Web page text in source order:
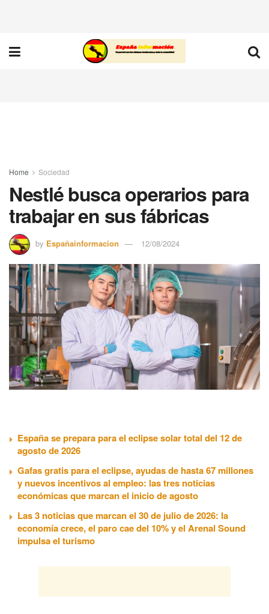
Home Sociedad
Nestlé busca operarios para
trabajar en sus fábricas
by Españainformacion 12/08/2024
España se prepara para el eclipse solar total del 12 de
agosto de 2026
Gafas gratis para el eclipse, ayudas de hasta 67 millones
y nuevos incentivos al empleo: las tres noticias
económicas que marcan el inicio de agosto
Las 3 noticias que marcan el 30 de julio de 2026: la
economía crece, el paro cae del 10% y el Arenal Sound
impulsa el turismo